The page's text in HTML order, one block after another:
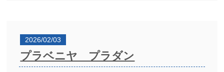
2026/02/03
プラベニヤ プラダン